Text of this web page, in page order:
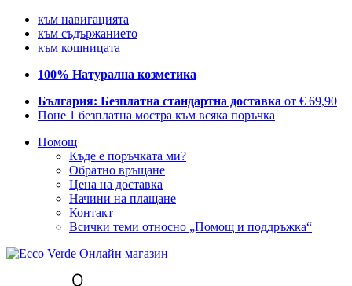
към навигацията
към съдържанието
към кошницата
100% Натурална козметика
България: Безплатна стандартна доставка от € 69,90
Поне 1 безплатна мостра към всяка поръчка
Помощ
Къде е поръчката ми?
Обратно връщане
Цена на доставка
Начини на плащане
Контакт
Всички теми относно „Помощ и поддръжка“